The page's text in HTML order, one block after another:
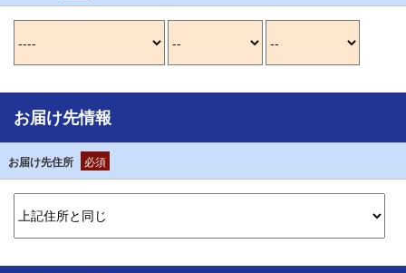
お届け先情報
お届け先住所 必須